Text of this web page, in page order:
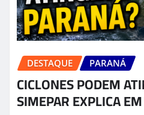
DESTAQUE PARANÁ
CICLONES PODEM
SIMEPAR EXPLICA